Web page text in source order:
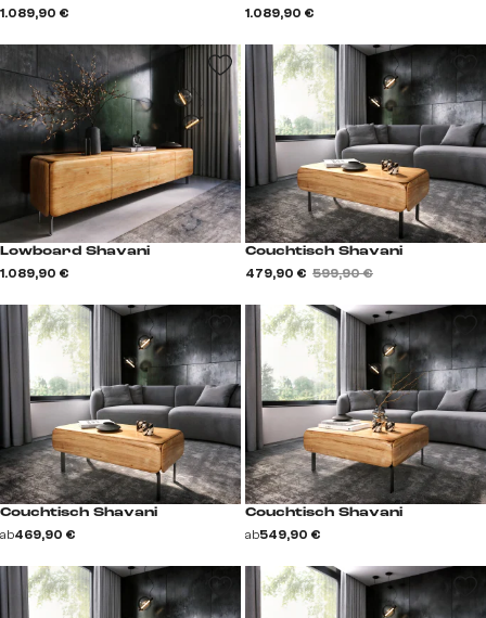
1.089,90 € 1.089,90 €
Lowboard Shavani
1.089,90 €
Couchtisch Shavani
479,90 € 599,90 €
Couchtisch Shavani
ab469,90 €
Couchtisch Shavani
ab549,90 €